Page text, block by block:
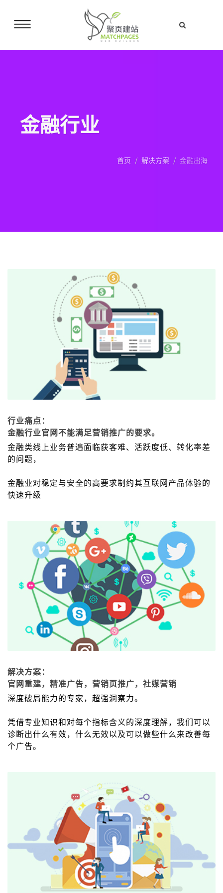
金融行业
首页 解决方案 金融出海
行业痛点：
金融行业官网不能满足营销推广的要求。
金融类线上业务普遍面临获客难、活跃度低、转化率差
的问题，
金融业对稳定与安全的高要求制约其互联网产品体验的
快速升级
解决方案：
官网重建，精准广告，营销页推广，社媒营销
深度破局能力的专家，超强洞察力。
凭借专业知识和对每个指标含义的深度理解，我们可以
诊断出什么有效，什么无效以及可以做些什么来改善每
个广告。